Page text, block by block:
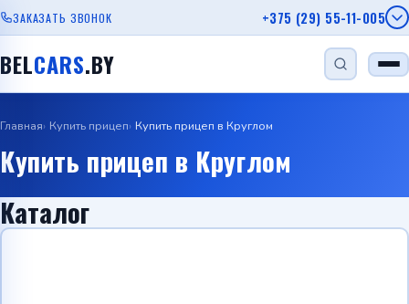
ЗАКАЗАТЬ ЗВОНОК +375 (29) 55-11-005
BELCARS.BY
Прицеп для дачи
Прицеп с бортом Автовозы
Главная Купить прицеп Купить прицеп в Круглом
Купить прицеп в Круглом
Каталог